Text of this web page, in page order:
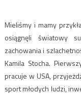
Mieliśmy i mamy
osiągnęli światowy
zachowania i
Kamila Stocha.
pracuje w USA,
sport młodych ludzi,